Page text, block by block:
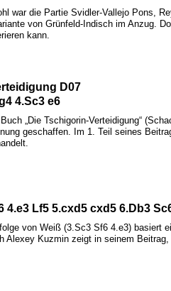
war die Partie Svidler-Vallejo Pons,
von Grünfeld-Indisch im Anzug.
kann.
D07
4.Sc3 e6
„Die Tschigorin-Verteidigung“
geschaffen. Im 1. Teil seines
4.e3 Lf5 5.cxd5 cxd5 6.D b3 S
von Weiß (3.Sc3 Sf6 4.e3) basiert
Alexey Kuzmin zeigt in seinem